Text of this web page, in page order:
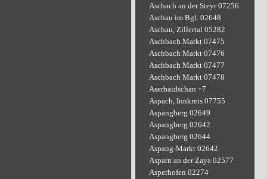
Aschach an der Steyr 07256
Aschau im Bgl. 02648
Aschau, Zillertal 05282
Aschbach Markt 07475
Aschbach Markt 07476
Aschbach Markt 07477
Aschbach Markt 07478
Aserbaidschan +7
Aspach, Innkreis 07755
Aspangberg 02649
Aspangberg 02642
Aspangberg 02644
Aspang-Markt 02642
Asparn an der Zaya 02577
Asperhofen 02274